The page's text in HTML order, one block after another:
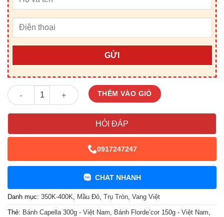
GỬI
Giỏ Quà Tết V25002D số lượngTHÊM VÀO GIỎ
HỎI ĐÁP
0917247247
CHAT NHANH
Danh mục: 350K-400K, Mầu Đỏ, Trụ Tròn, Vang Việt
Thẻ: Bánh Capella 300g - Việt Nam, Bánh Florde’cor 150g - Việt Nam,